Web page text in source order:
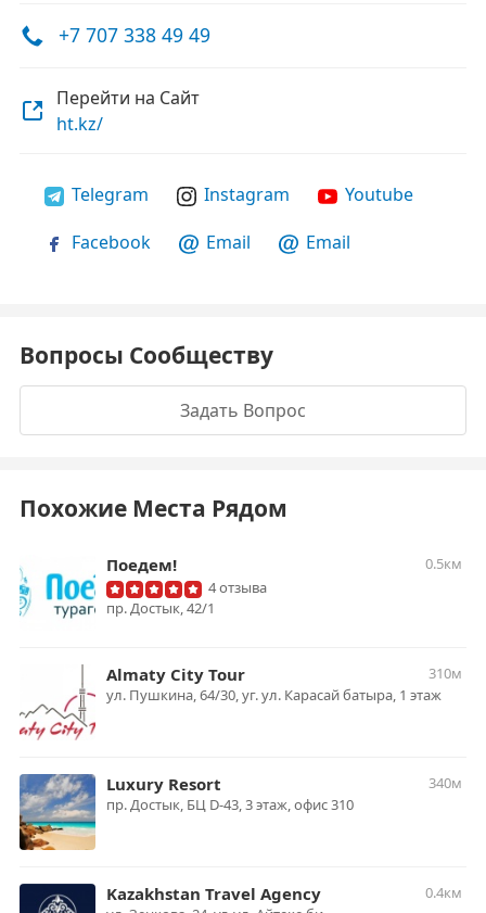
+7 707 338 49 49
Перейти на Сайт
ht.kz/
Telegram Instagram
Youtube
Facebook
Email Email
Вопросы Сообществу
Задать Вопрос
Похожие Места Рядом
Поедем!
0.5км
4 отзыва
пр. Достык, 42/1
Almaty City Tour
310м
ул. Пушкина, 64/30, уг. ул. Карасай батыра, 1 этаж
Luxury Resort
340м
пр. Достык, БЦ D-43, 3 этаж, офис 310
Kazakhstan Travel Agency
0.4км